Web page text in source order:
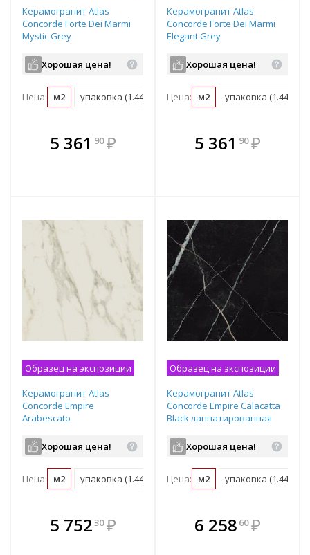
Керамогранит Atlas
Concorde Forte Dei Marmi
Mystic Grey
1200х600х9 мм рядовая
плитка 610015000658
Хорошая цена!
Цена: м2 упаковка (1.44 м2)
5 361 90 ₽
В комплекте
всегда выгоднее!
Керамогранит Atlas
Concorde Forte Dei Marmi
Elegant Grey
1200х600х9 мм рядовая
плитка 610015000657
Хорошая цена!
Цена: м2 упаковка (1.44 м2)
В комплекте
всегда выгоднее!
5 361 90 ₽
Образец на экспозиции
Керамогранит Atlas
Concorde Empire
Arabescato
1200х600х9 мм рядовая
плитка 610015000614
Хорошая цена!
Цена: м2 упаковка (1.44 м2)
5 75230 ₽
В комплекте
всегда выгоднее!
Образец на экспозиции
Керамогранит Atlas
Concorde Empire Calacatta
Black лаппатированная
плитка 610015000619
Хорошая цена!
Цена: м2 упаковка (1.44 м2)
В комплекте
всегда выгоднее!
6 258 60 ₽